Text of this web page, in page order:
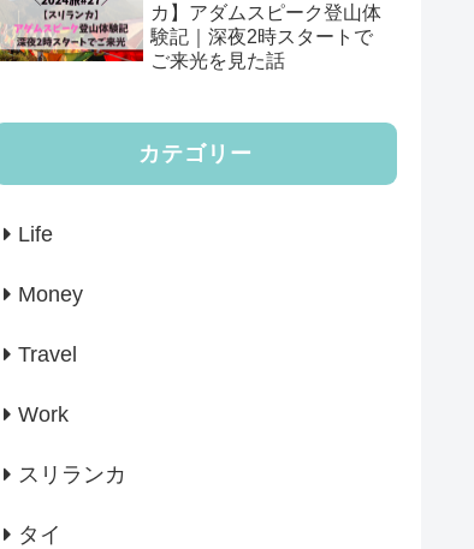
カ】アダムスピーク登山体
験記｜深夜2時スタートで
ご来光を見た話
カテゴリー
Life
Money
Travel
Work
スリランカ
タイ